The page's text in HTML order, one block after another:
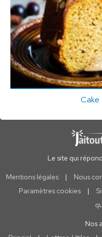
Cake
Le site qui
Mentions légales | Nous
Paramètres cookies
|
Nos